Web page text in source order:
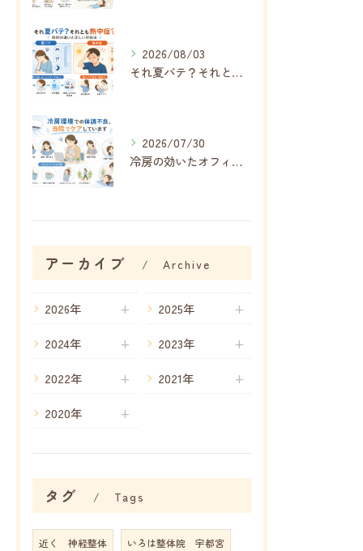
2026/08/03
それ夏バテ？それとも熱中症？症状の違いと正しい対処法
2026/07/30
冷房の効いたオフィス・自宅で増える不調、その正体は「冷房病」
アーカイブ Archive
2026年 2025年
2024年 2023年
2022年 2021年
2020年
タグ Tags
近く 神経整体 いろは整体院 宇都宮